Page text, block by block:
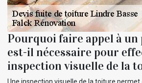
Pourquoi faire appel à
est-il nécessaire pour
inspection visuelle de la